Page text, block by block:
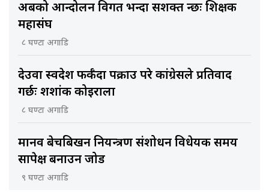
अबको आन्दोलन विगत भन्दा सशक्त हुन्छः शिक्षक
महासंघ
८ घण्टा अगाडि
देउवा स्वदेश फर्कँदा पक्राउ परे कांग्रेसले प्रतिवाद
गर्छः शशांक कोइराला
८ घण्टा अगाडि
मानव बेचबिखन नियन्त्रण संशोधन विधेयक समय
सापेक्ष बनाउन जोड
९ घण्टा अगाडि